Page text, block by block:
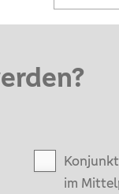
im